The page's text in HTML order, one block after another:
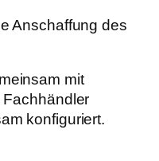
Anschaffung des
mit
konfiguriert.